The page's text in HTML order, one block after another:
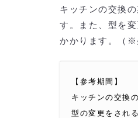
キッチンの交換
す。また、型を
かかります。（※
【参考期間】
キッチンの交換
型の変更をされ